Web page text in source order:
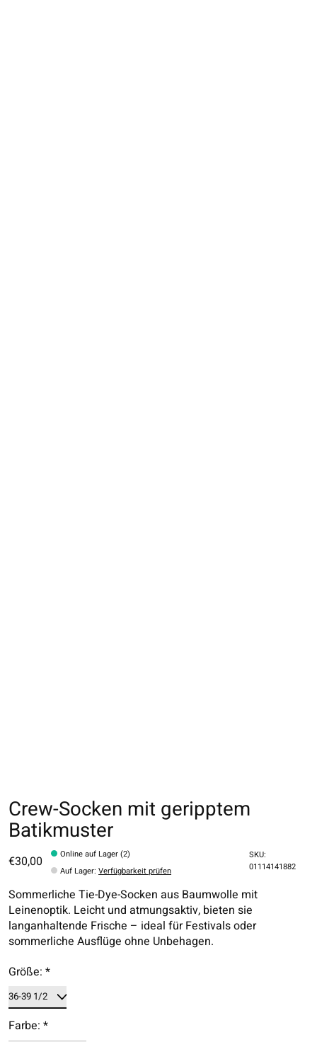
Crew-Socken mit geripptem
Batikmuster
€30,00
Online auf Lager (2)
Auf Lager:Verfügbarkeit prüfen
SKU:
01114141882
Sommerliche Tie-Dye-Socken aus Baumwolle mit
Leinenoptik. Leicht und atmungsaktiv, bieten sie
langanhaltende Frische – ideal für Festivals oder
sommerliche Ausflüge ohne Unbehagen.
Größe: *
Farbe: *